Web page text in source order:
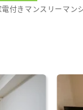
付きマンスリーマン